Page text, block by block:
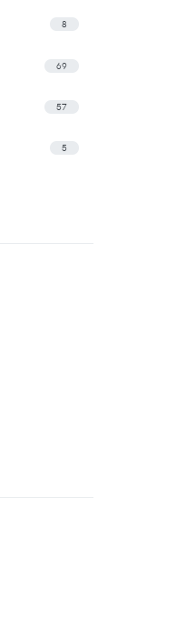
8
69
57
5